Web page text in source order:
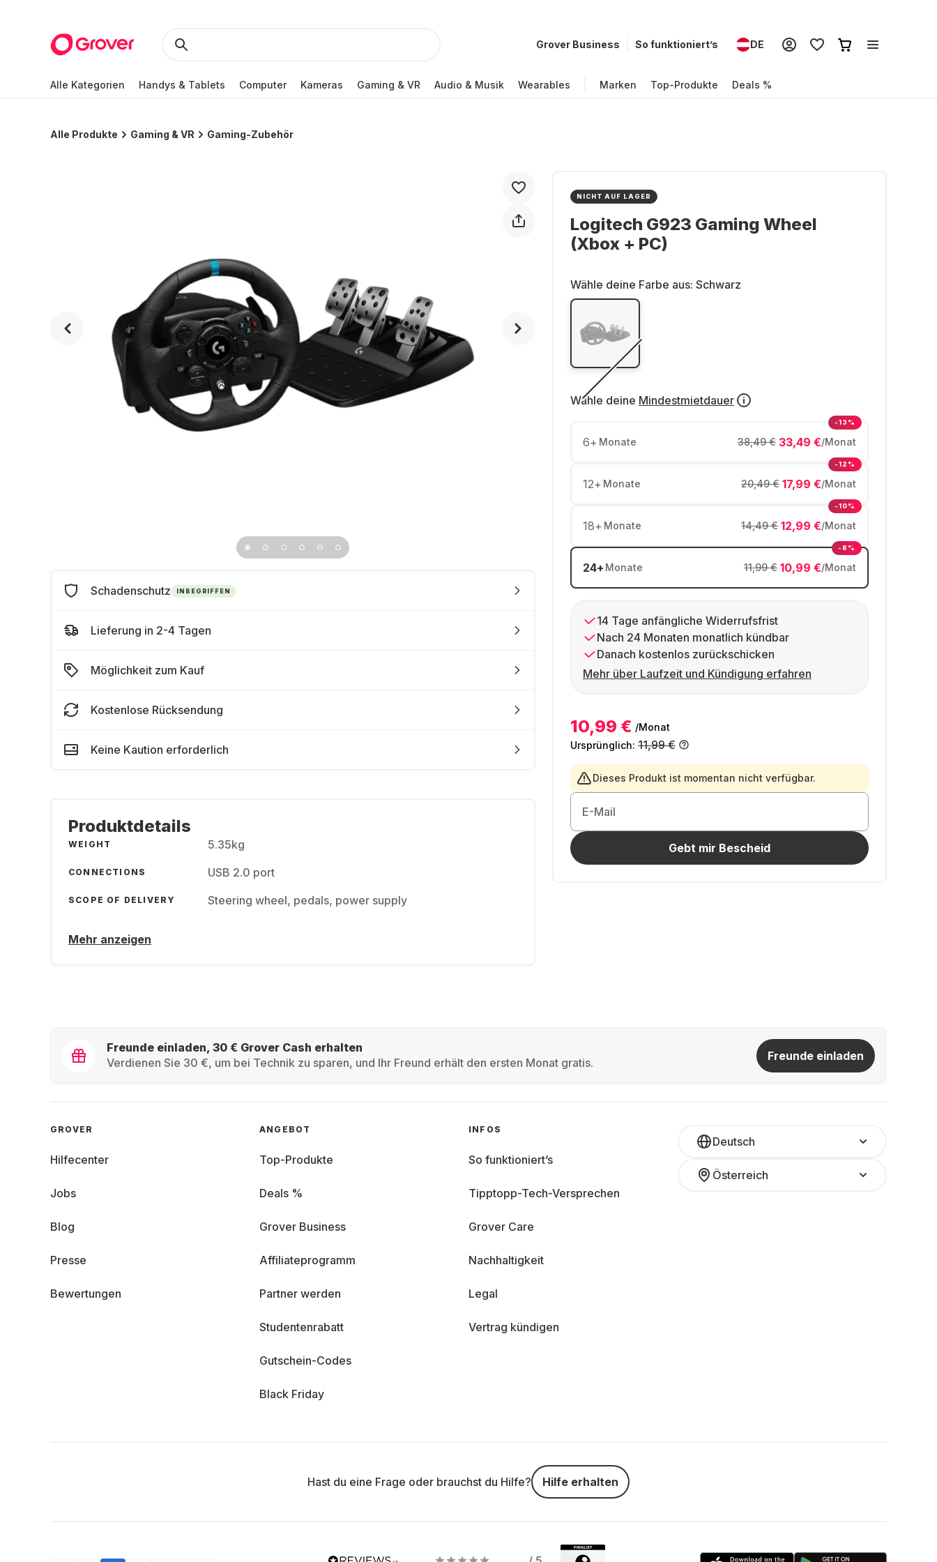
Grover Business So funktioniert’s DE
Alle Kategorien Handys & Tablets Computer Kameras Gaming & VR Audio & Musik Wearables Marken Top-Produkte Deals %
Alle Produkte Gaming & VR Gaming-Zubehör
NICHT AUF LAGER
Logitech G923 Gaming Wheel
(Xbox + PC)
Wähle deine Farbe aus: Schwarz
Wähle deine Mindestmietdauer
6+ Monate 33,49 €/Monat
38,49 €
-13%
12+ Monate 17,99 €/Monat
20,49 €
-12%
18+ Monate 12,99 €/Monat
14,49 €
-10%
24+ Monate 10,99 €/Monat
11,99 €
-8%
14 Tage anfängliche Widerrufsfrist
Nach 24 Monaten monatlich kündbar
Danach kostenlos zurückschicken
Mehr über Laufzeit und Kündigung erfahren
10,99 € /Monat
Ursprünglich: 11,99 €
Dieses Produkt ist momentan nicht verfügbar.
E-Mail
Gebt mir Bescheid
Schadenschutz INBEGRIFFEN
Lieferung in 2-4 Tagen
Möglichkeit zum Kauf
Kostenlose Rücksendung
Keine Kaution erforderlich
Produktdetails
WEIGHT 5.35kg
CONNECTIONS USB 2.0 port
SCOPE OF DELIVERY Steering wheel, pedals, power supply
Mehr anzeigen
Freunde einladen, 30 € Grover Cash erhalten
Verdienen Sie 30 €, um bei Technik zu sparen, und Ihr Freund erhält den ersten Monat gratis.
Freunde einladen
Deutsch
Österreich
GROVER
Hilfecenter
Jobs
Blog
Presse
Bewertungen
ANGEBOT
Top-Produkte
Deals %
Grover Business
Affiliateprogramm
Partner werden
Studentenrabatt
Gutschein-Codes
Black Friday
INFOS
So funktioniert’s
Tipptopp-Tech-Versprechen
Grover Care
Nachhaltigkeit
Legal
Vertrag kündigen
Hast du eine Frage oder brauchst du Hilfe? Hilfe erhalten